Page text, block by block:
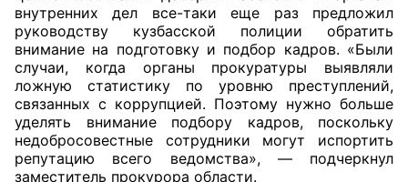
внутренних дел все-таки еще раз предложил
руководству кузбасской полиции обратить
внимание на подготовку и подбор кадров. «Были
случаи, когда органы прокуратуры выявляли
ложную статистику по уровню преступлений,
связанных с коррупцией. Поэтому нужно больше
уделять внимание подбору кадров, поскольку
недобросовестные сотрудники могут испортить
репутацию всего ведомства», — подчеркнул
заместитель прокурора области.